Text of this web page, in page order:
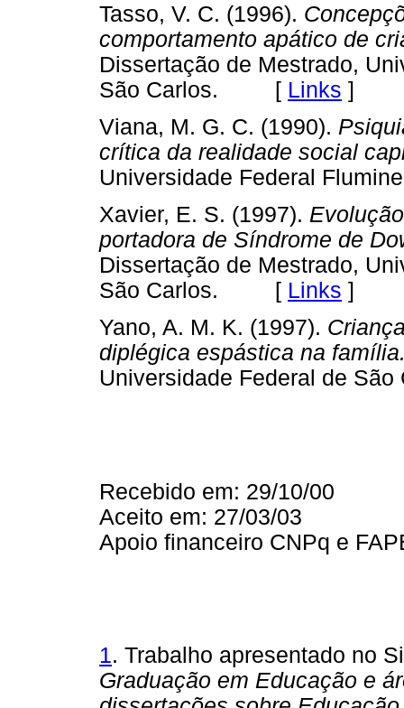
Tasso, V. C. (1996).
comportamento apático de
Dissertação de Mestrado,
São Carlos. [ Links ]
Viana, M. G. C. (1990).
crítica da realidade social
Universidade Federal
Xavier, E. S. (1997).
portadora de Síndrome de
Dissertação de Mestrado,
São Carlos. [ Links ]
Yano, A. M. K. (1997).
diplégica espástica na
Universidade Federal de
Recebido em: 29/10/00
Aceito em: 27/03/03
Apoio financeiro CNPq e
1. Trabalho apresentado no
Graduação em Educação e